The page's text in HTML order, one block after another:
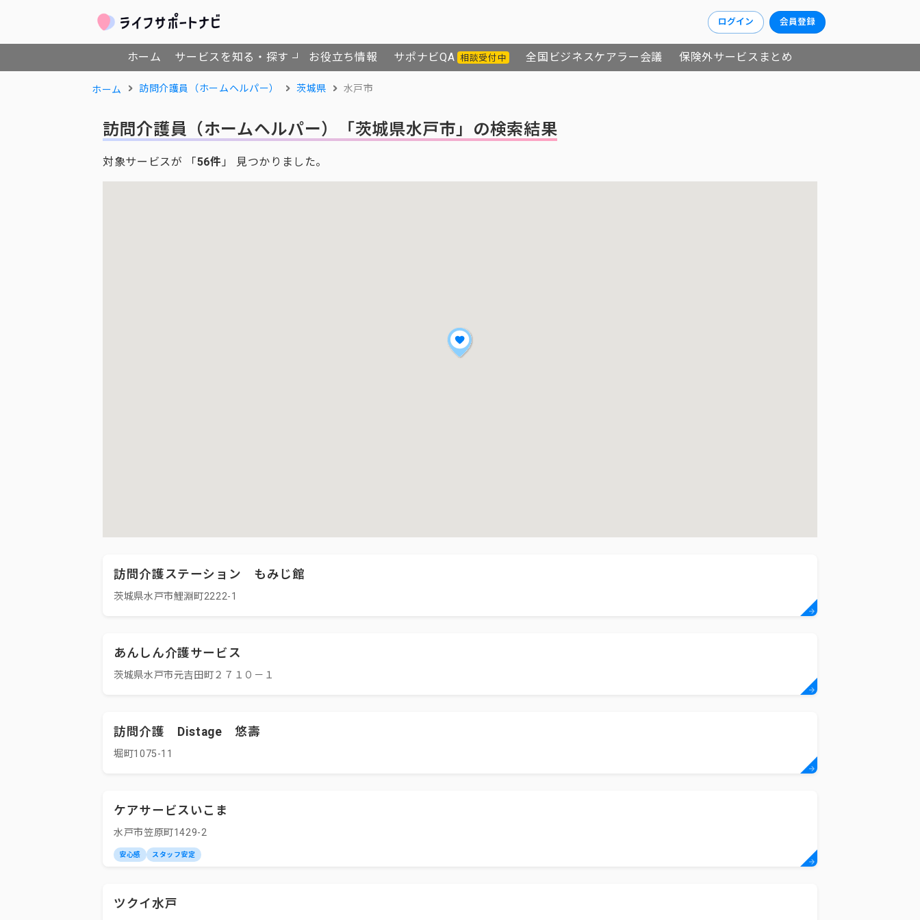
ログイン 会員登録
ホーム サービスを知る・探す お役立ち情報 サポナビQA 相談受付中 全国ビジネスケアラー会議 保険外サービスまとめ
ホーム 訪問介護員（ホームヘルパー） 茨城県 水戸市
訪問介護員（ホームヘルパー） 「茨城県水戸市」の検索結果
対象サービスが 「56件 」 見つかりました。
訪問介護ステーション もみじ館
茨城県水戸市鯉淵町2222-1
あんしん介護サービス
茨城県水戸市元吉田町２７１０－１
訪問介護 Distage 悠壽
堀町1075-11
ケアサービスいこま
水戸市笠原町1429-2
安心感 スタッフ安定
ツクイ水戸